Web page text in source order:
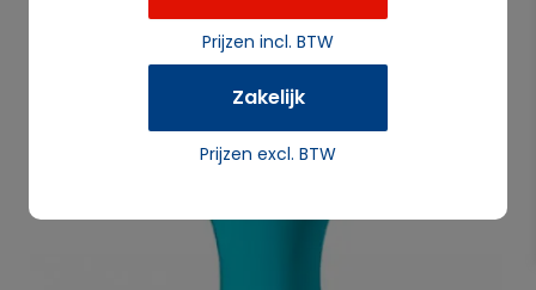
Prijzen incl. BTW
Zakelijk
Prijzen excl. BTW